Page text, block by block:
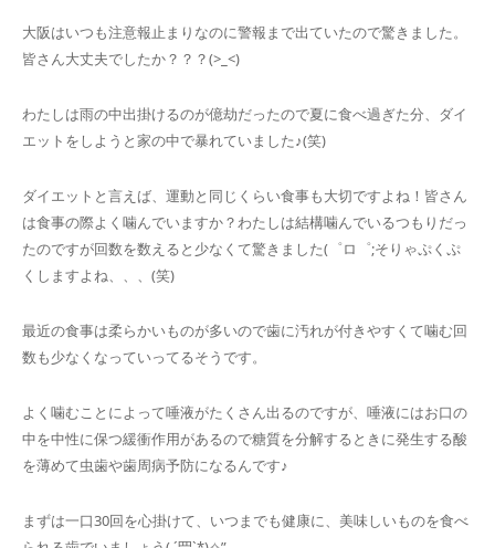
大阪はいつも注意報止まりなのに警報まで出ていたので驚きました。
皆さん大丈夫でしたか？？？(>_<)
わたしは雨の中出掛けるのが億劫だったので夏に食べ過ぎた分、ダイ
エットをしようと家の中で暴れていました♪(笑)
ダイエットと言えば、運動と同じくらい食事も大切ですよね！皆さん
は食事の際よく噛んでいますか？わたしは結構噛んでいるつもりだっ
たのですが回数を数えると少なくて驚きました(゜ロ゜;そりゃぷくぷ
くしますよね、、、(笑)
最近の食事は柔らかいものが多いので歯に汚れが付きやすくて噛む回
数も少なくなっていってるそうです。
よく噛むことによって唾液がたくさん出るのですが、唾液にはお口の
中を中性に保つ緩衝作用があるので糖質を分解するときに発生する酸
を薄めて虫歯や歯周病予防になるんです♪
まずは一口30回を心掛けて、いつまでも健康に、美味しいものを食べ
スタッフ紹介
スタッフブログ